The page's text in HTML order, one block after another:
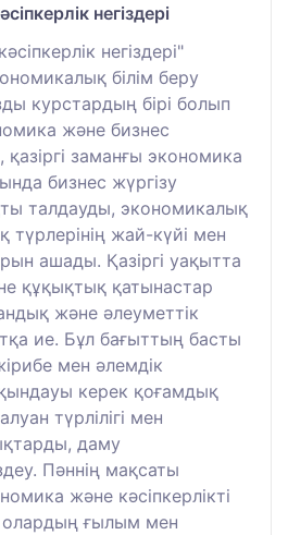
негіздері
негіздері"
білім беру
курстардың бірі болып
және бизнес
, қазіргі заманғы экономика
бизнес жүргізу
талдауды, экономикалық
түрлерінің жай-күйі мен
ашады. Қазіргі уақытта
құқықтық қатынастар
және әлеуметтік
ие. Бұл бағыттың басты
мен әлемдік
керек қоғамдық
түрлілігі мен
даму
Пәннің мақсаты
және кәсіпкерлікті
олардың ғылым мен